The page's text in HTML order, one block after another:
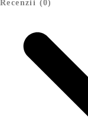
Recenzii (0)